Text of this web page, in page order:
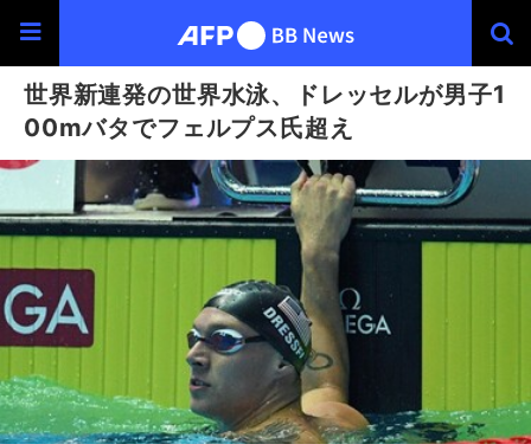
世界新連発の世界水泳、ドレッセルが男子1
00mバタでフェルプス氏超え